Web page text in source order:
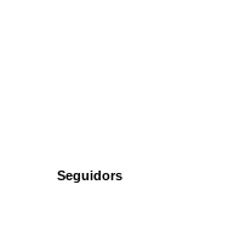
Seguidors